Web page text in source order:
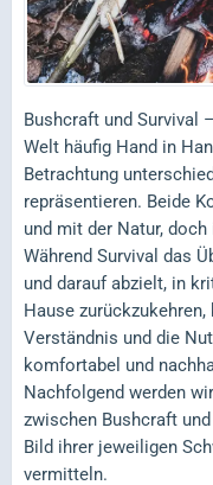
Bushcraft und Survival
Welt häufig Hand in
Betrachtung
repräsentieren. Beide
und mit der Natur,
Während Survival das
und darauf abzielt, in
Hause
Verständnis und die
komfortabel und
Nachfolgend werden
zwischen Bushcraft
Bild ihrer jeweiligen
vermitteln.